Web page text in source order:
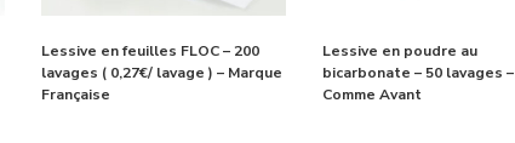
Lessive en feuilles FLOC – 200
lavages ( 0,27€/ lavage ) – Marque
Française
Lessive en poudre au
bicarbonate – 50 lavages –
Comme Avant